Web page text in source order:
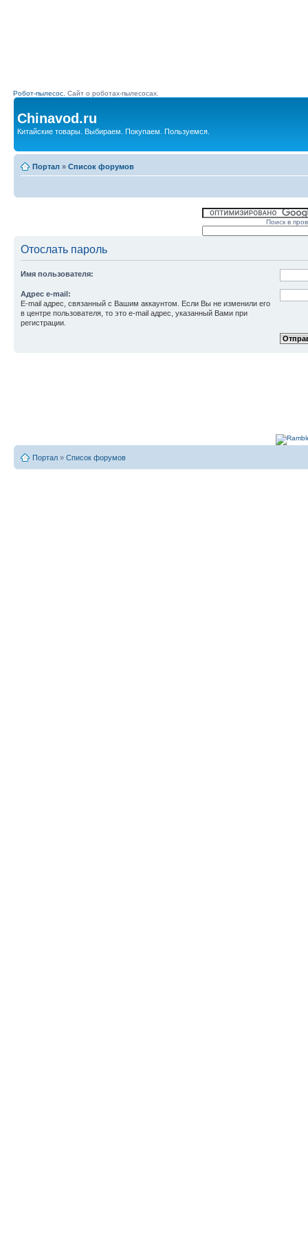
Робот-пылесос. Сайт о роботах-пылесосах.
Chinavod.ru
Китайские товары. Выбираем. Покупаем. Пользуемся.
Портал » Список форумов
Поиск в
Отослать пароль
Имя пользователя:
Адрес e-mail:
E-mail адрес, связанный с Вашим аккаунтом. Если Вы не изменили его
в центре пользователя, то это e-mail адрес, указанный Вами при
регистрации.
Портал » Список форумов